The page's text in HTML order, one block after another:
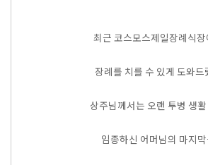
최근 코스모스제일장례식장
장례를 치를 수 있게 도와드
상주님께서는 오랜 투병 생활
임종하신 어머님의 마지